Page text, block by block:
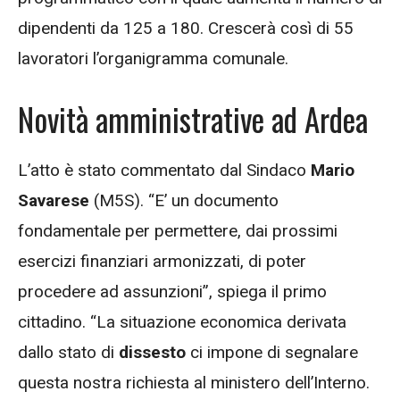
dipendenti da 125 a 180. Crescerà così di 55
lavoratori l’organigramma comunale.
Novità amministrative ad Ardea
L’atto è stato commentato dal Sindaco Mario
Savarese (M5S). “E’ un documento
fondamentale per permettere, dai prossimi
esercizi finanziari armonizzati, di poter
procedere ad assunzioni”, spiega il primo
cittadino. “La situazione economica derivata
dallo stato di dissesto ci impone di segnalare
questa nostra richiesta al ministero dell’Interno.